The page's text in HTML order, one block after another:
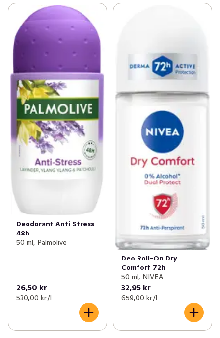
Deodorant Anti Stress
48h
50 ml, Palmolive
26,50 kr
530,00 kr /l
Deo Roll-On Dry
Comfort 72h
50 ml, NIVEA
32,95 kr
659,00 kr /l